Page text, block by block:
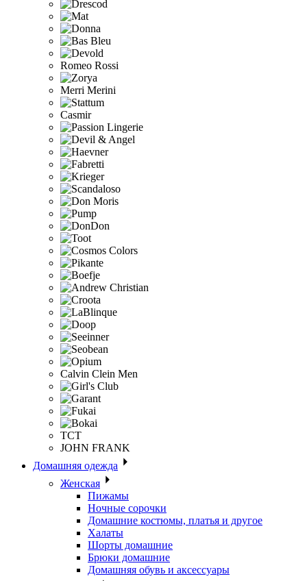
Romeo Rossi
Merri Merini
Casmir
Calvin Clein Men
ТСТ
JOHN FRANK
Домашняя одежда
Женская
Пижамы
Ночные сорочки
Домашние костюмы, платья и другое
Халаты
Шорты домашние
Брюки домашние
Домашняя обувь и аксессуары